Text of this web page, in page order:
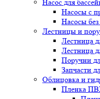
Насос для
Насосы с
Насосы
Лестницы и
Лестница
Лестница
Поручни
Запчасти
Облицовка и
Пленка